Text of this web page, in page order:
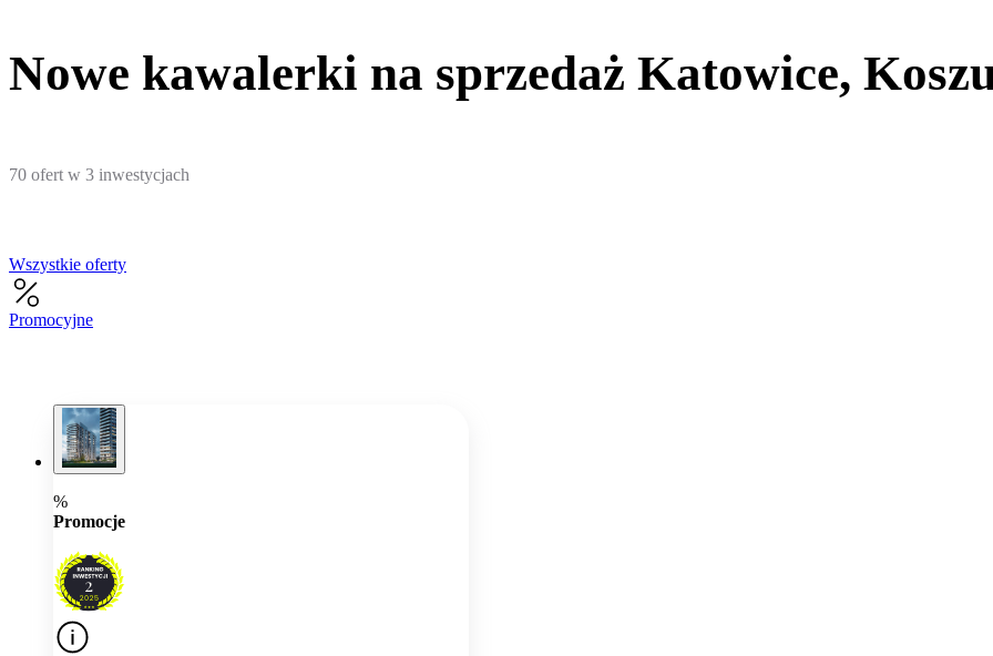
Nowe kawalerki na sprzedaż Katowice,
70 ofert w 3 inwestycjach
Wszystkie oferty
Promocyjne
%
Promocje